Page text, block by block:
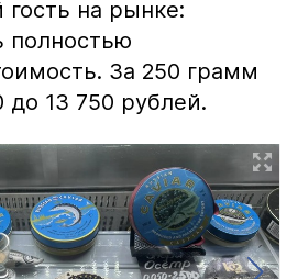
на рынке:
полностью
За 250 грамм
до 13 750 рублей.